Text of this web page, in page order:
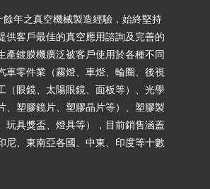
年之真空機械製造經驗，始終堅持
供客戶最佳的真空應用諮詢及完善的
產鍍膜機廣泛被客戶使用於各種不同
車零件業（霧燈、車燈、輪圈、後視
（眼鏡、太陽眼鏡、面板等）、光學
、塑膠鏡片、塑膠晶片等）、塑膠製
玩具獎盃、燈具等），目前銷售涵蓋
尼、東南亞各國、中東、印度等十數